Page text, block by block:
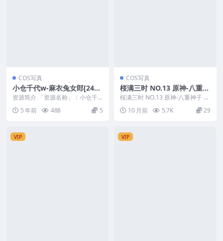
COS写真
小仓千代w-麻衣兔女郎[24P/
226MB]
资源简介 「资源名称」：小仓千
代w-麻衣兔女郎「资源大小」：2
26MB「水印说明...
5 年前 488 5
COS写真
桜满三时 NO.13 原神-八重神
子
桜满三时 NO.13 原神-八重神子 资
源简介 「资源名称」：桜满三时
NO.1...10 月前 5.7K 29
VIP VIP